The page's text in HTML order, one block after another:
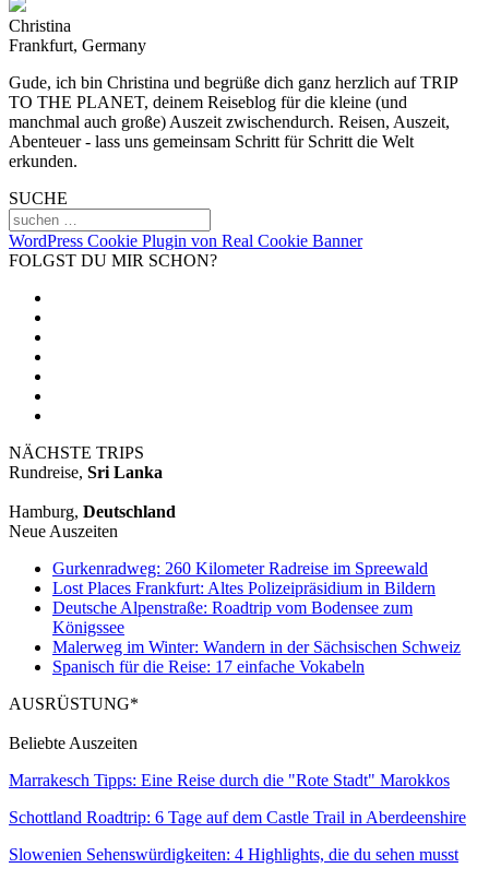
Christina
Frankfurt, Germany
Gude, ich bin Christina und begrüße dich ganz herzlich auf TRIP
TO THE PLANET, deinem Reiseblog für die kleine (und
manchmal auch große) Auszeit zwischendurch. Reisen, Auszeit,
Abenteuer - lass uns gemeinsam Schritt für Schritt die Welt
erkunden.
SUCHE
WordPress Cookie Plugin von Real Cookie Banner
FOLGST DU MIR SCHON?
NÄCHSTE TRIPS
Rundreise, Sri Lanka
Hamburg, Deutschland
Neue Auszeiten
Gurkenradweg: 260 Kilometer Radreise im Spreewald
Lost Places Frankfurt: Altes Polizeipräsidium in Bildern
Deutsche Alpenstraße: Roadtrip vom Bodensee zum
Königssee
Malerweg im Winter: Wandern in der Sächsischen Schweiz
Spanisch für die Reise: 17 einfache Vokabeln
AUSRÜSTUNG*
Beliebte Auszeiten
Marrakesch Tipps: Eine Reise durch die "Rote Stadt" Marokkos
Schottland Roadtrip: 6 Tage auf dem Castle Trail in Aberdeenshire
Slowenien Sehenswürdigkeiten: 4 Highlights, die du sehen musst